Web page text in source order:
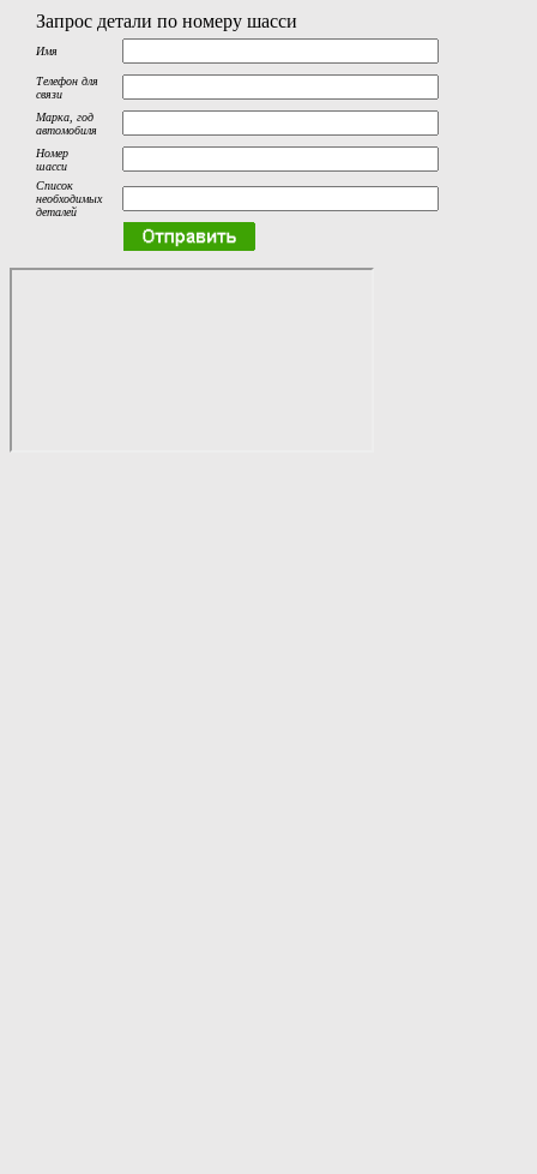
Запрос детали по номеру шасси
Имя
Телефон для
связи
Марка, год
автомобиля
Номер
шасси
Список
необходимых
деталей